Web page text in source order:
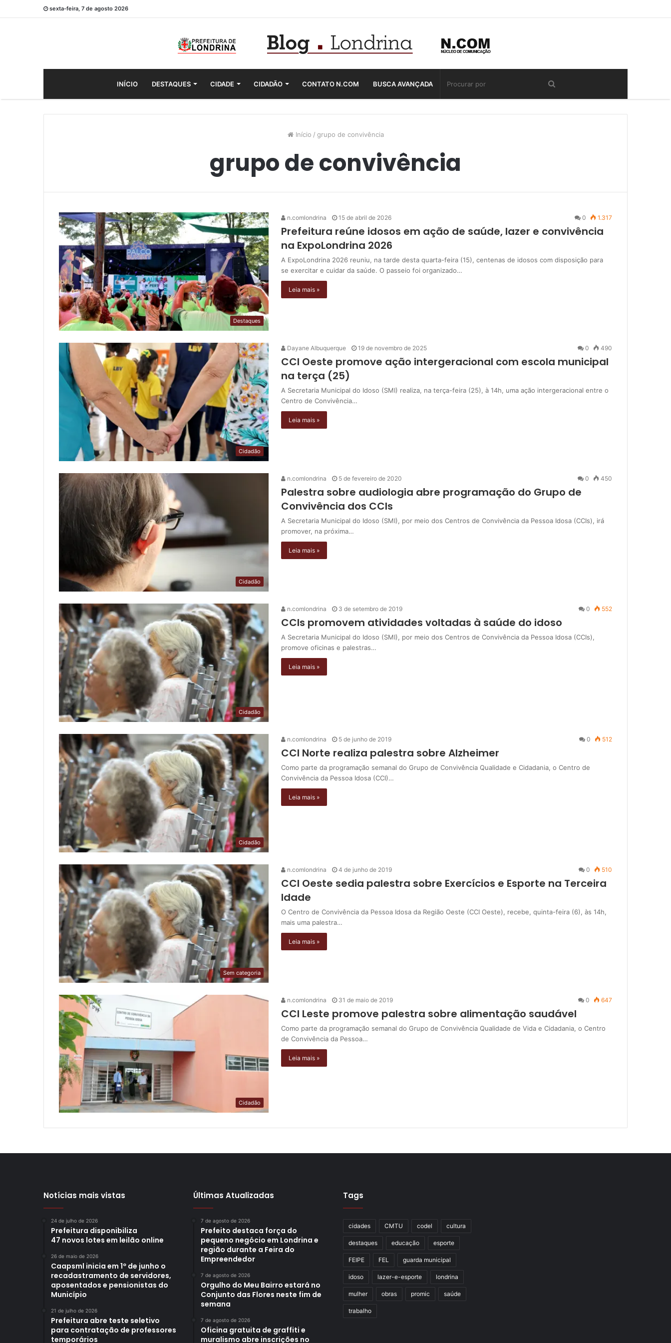
sexta-feira, 7 de agosto 2026
INÍCIO DESTAQUES CIDADE CIDADÃO CONTATO N.COM BUSCA AVANÇADA
Início / grupo de convivência
grupo de convivência
Destaques
n.comlondrina 15 de abril de 2026 0 1.317
Prefeitura reúne idosos em ação de saúde, lazer e convivência
na ExpoLondrina 2026
A ExpoLondrina 2026 reuniu, na tarde desta quarta-feira (15), centenas de idosos com disposição para
se exercitar e cuidar da saúde. O passeio foi organizado…
Leia mais »
Cidadão
Dayane Albuquerque 19 de novembro de 2025 0 490
CCI Oeste promove ação intergeracional com escola municipal
na terça (25)
A Secretaria Municipal do Idoso (SMI) realiza, na terça-feira (25), à 14h, uma ação intergeracional entre o
Centro de Convivência…
Leia mais »
Cidadão
n.comlondrina 5 de fevereiro de 2020 0 450
Palestra sobre audiologia abre programação do Grupo de
Convivência dos CCIs
A Secretaria Municipal do Idoso (SMI), por meio dos Centros de Convivência da Pessoa Idosa (CCIs), irá
promover, na próxima…
Leia mais »
Cidadão
n.comlondrina 3 de setembro de 2019 0 552
CCIs promovem atividades voltadas à saúde do idoso
A Secretaria Municipal do Idoso (SMI), por meio dos Centros de Convivência da Pessoa Idosa (CCIs),
promove oficinas e palestras…
Leia mais »
Cidadão
n.comlondrina 5 de junho de 2019 0 512
CCI Norte realiza palestra sobre Alzheimer
Como parte da programação semanal do Grupo de Convivência Qualidade e Cidadania, o Centro de
Convivência da Pessoa Idosa (CCI)…
Leia mais »
Sem categoria
n.comlondrina 4 de junho de 2019 0 510
CCI Oeste sedia palestra sobre Exercícios e Esporte na Terceira
Idade
O Centro de Convivência da Pessoa Idosa da Região Oeste (CCI Oeste), recebe, quinta-feira (6), às 14h,
mais uma palestra…
Leia mais »
Cidadão
n.comlondrina 31 de maio de 2019 0 647
CCI Leste promove palestra sobre alimentação saudável
Como parte da programação semanal do Grupo de Convivência Qualidade de Vida e Cidadania, o Centro
de Convivência da Pessoa…
Leia mais »
Notícias mais vistas
24 de julho de 2026
Prefeitura disponibiliza
47 novos lotes em leilão online
26 de maio de 2026
Caapsml inicia em 1º de junho o
recadastramento de servidores,
aposentados e pensionistas do
Município
21 de julho de 2026
Prefeitura abre teste seletivo
para contratação de professores
temporários
Últimas Atualizadas
7 de agosto de 2026
Prefeito destaca força do
pequeno negócio em Londrina e
região durante a Feira do
Empreendedor
7 de agosto de 2026
Orgulho do Meu Bairro estará no
Conjunto das Flores neste fim de
semana
7 de agosto de 2026
Oficina gratuita de graffiti e
muralismo abre inscrições no
Tags
cidades CMTU codel cultura
destaques educação esporte
FEIPE FEL guarda municipal
idoso lazer-e-esporte londrina
mulher obras promic saúde
trabalho